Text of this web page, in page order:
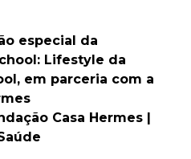
especial da
Lifestyle da
em parceria com a
Casa Hermes |